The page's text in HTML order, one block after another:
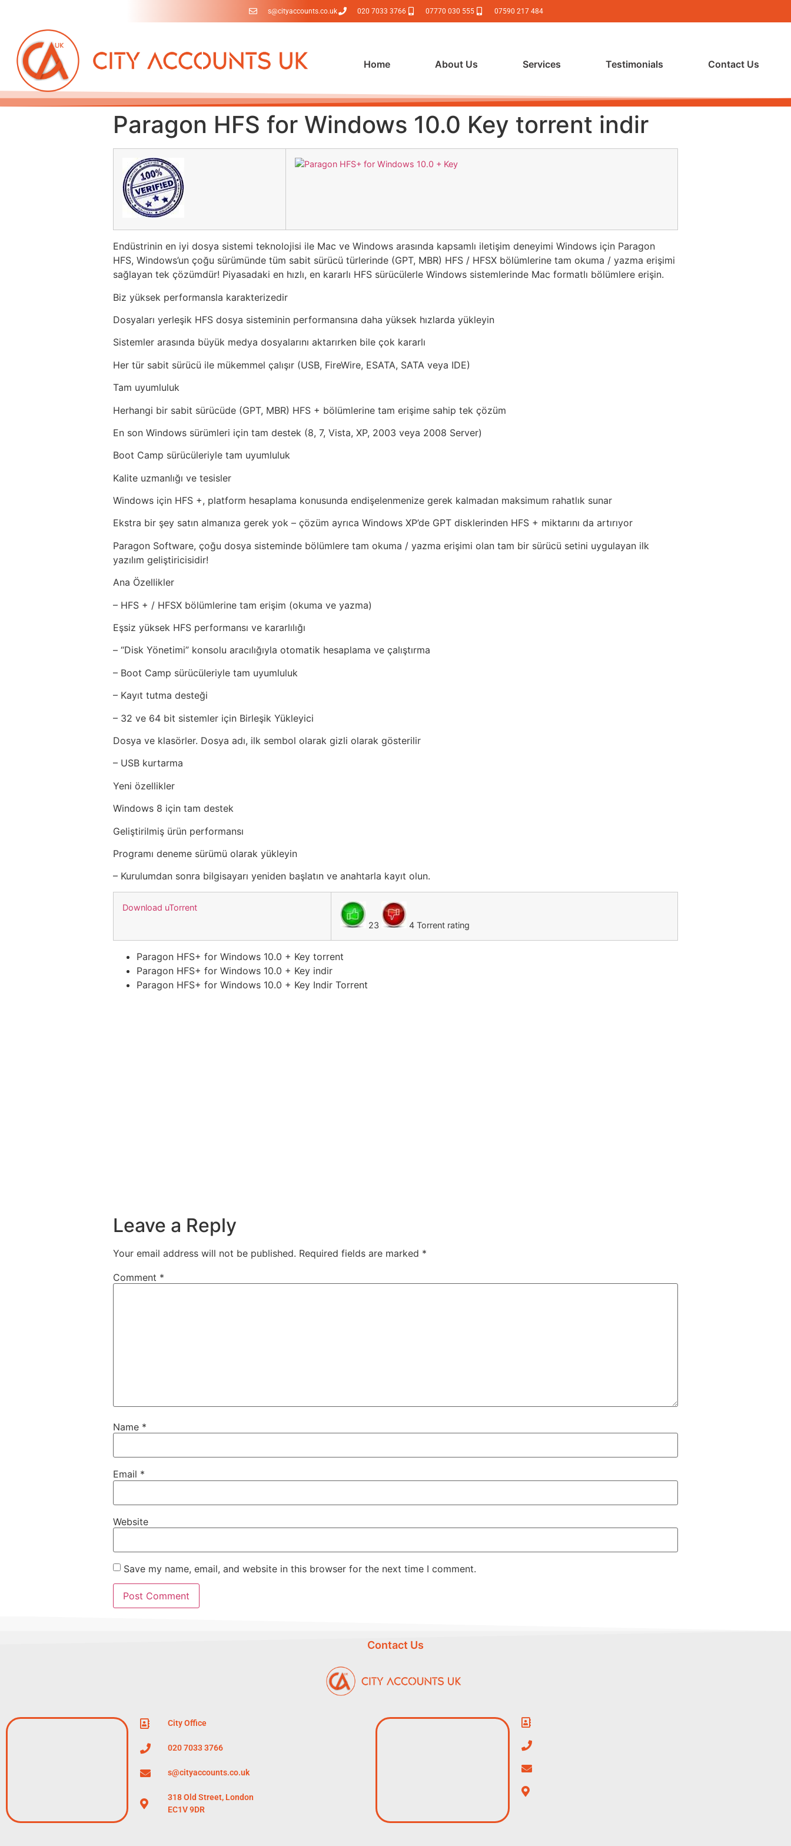
s@cityaccounts.co.uk 020 7033 3766 07770 030 555 07590 217 484
Home About Us Services Testimonials Contact Us
Paragon HFS for Windows 10.0 Key torrent indir
Endüstrinin en iyi dosya sistemi teknolojisi ile Mac ve Windows arasında kapsamlı iletişim deneyimi Windows için Paragon
HFS, Windows’un çoğu sürümünde tüm sabit sürücü türlerinde (GPT, MBR) HFS / HFSX bölümlerine tam okuma / yazma erişimi
sağlayan tek çözümdür! Piyasadaki en hızlı, en kararlı HFS sürücülerle Windows sistemlerinde Mac formatlı bölümlere erişin.
Biz yüksek performansla karakterizedir
Dosyaları yerleşik HFS dosya sisteminin performansına daha yüksek hızlarda yükleyin
Sistemler arasında büyük medya dosyalarını aktarırken bile çok kararlı
Her tür sabit sürücü ile mükemmel çalışır (USB, FireWire, ESATA, SATA veya IDE)
Tam uyumluluk
Herhangi bir sabit sürücüde (GPT, MBR) HFS + bölümlerine tam erişime sahip tek çözüm
En son Windows sürümleri için tam destek (8, 7, Vista, XP, 2003 veya 2008 Server)
Boot Camp sürücüleriyle tam uyumluluk
Kalite uzmanlığı ve tesisler
Windows için HFS +, platform hesaplama konusunda endişelenmenize gerek kalmadan maksimum rahatlık sunar
Ekstra bir şey satın almanıza gerek yok – çözüm ayrıca Windows XP’de GPT disklerinden HFS + miktarını da artırıyor
Paragon Software, çoğu dosya sisteminde bölümlere tam okuma / yazma erişimi olan tam bir sürücü setini uygulayan ilk
yazılım geliştiricisidir!
Ana Özellikler
– HFS + / HFSX bölümlerine tam erişim (okuma ve yazma)
Eşsiz yüksek HFS performansı ve kararlılığı
– “Disk Yönetimi” konsolu aracılığıyla otomatik hesaplama ve çalıştırma
– Boot Camp sürücüleriyle tam uyumluluk
– Kayıt tutma desteği
– 32 ve 64 bit sistemler için Birleşik Yükleyici
Dosya ve klasörler. Dosya adı, ilk sembol olarak gizli olarak gösterilir
– USB kurtarma
Yeni özellikler
Windows 8 için tam destek
Geliştirilmiş ürün performansı
Programı deneme sürümü olarak yükleyin
– Kurulumdan sonra bilgisayarı yeniden başlatın ve anahtarla kayıt olun.
Download uTorrent
23
4 Torrent rating
Paragon HFS+ for Windows 10.0 + Key torrent
Paragon HFS+ for Windows 10.0 + Key indir
Paragon HFS+ for Windows 10.0 + Key Indir Torrent
Leave a Reply
Your email address will not be published. Required fields are marked *
Comment *
Name *
Email *
Website
Save my name, email, and website in this browser for the next time I comment.
Contact Us
City Office
020 7033 3766
s@cityaccounts.co.uk
318 Old Street, London
EC1V 9DR